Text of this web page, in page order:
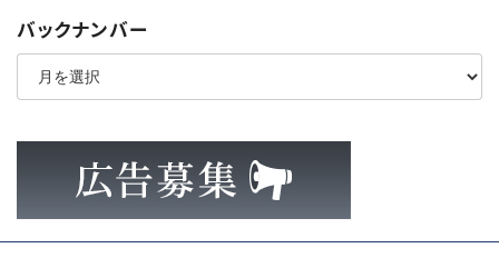
バックナンバー
ア
カ
ブ